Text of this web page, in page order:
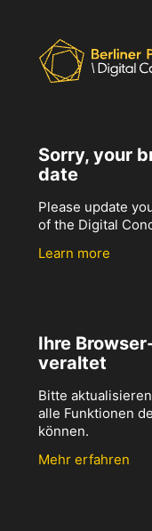
Sorry, your
date
Please update
of the Digital
Learn more
Ihre
veraltet
Bitte
alle Funktionen
können.
Mehr erfahren